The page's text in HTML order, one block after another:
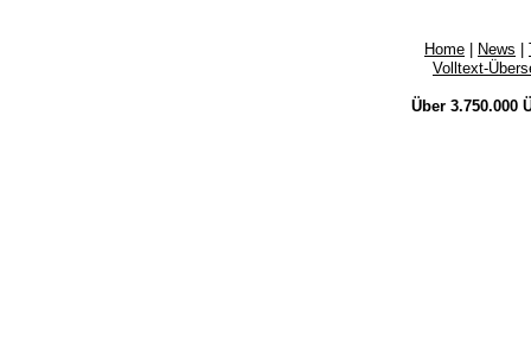
Home News
Volltext-
Über 3.750.000